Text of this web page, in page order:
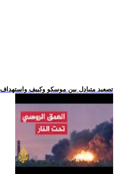
.. تصعيد متبادل بين موسكو وكييف